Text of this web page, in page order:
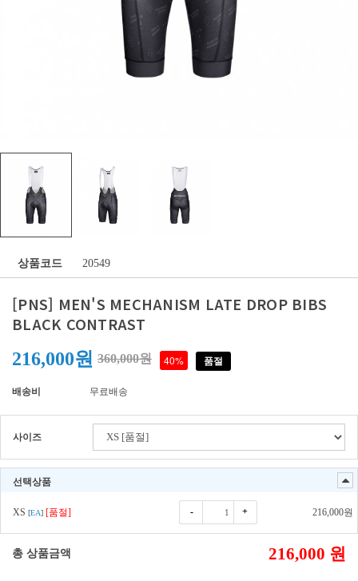
상품코드 20549
[PNS] MEN'S MECHANISM LATE DROP BIBS
BLACK CONTRAST
216,000원 360,000원 40% 품절
배송비 무료배송
사이즈
선택상품
XS [EA] [품절] - + 216,000원
총 상품금액 216,000 원